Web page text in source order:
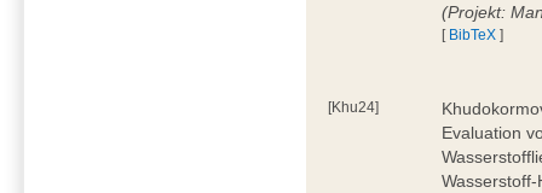
(Projekt:
[ BibTeX ]
[Khu24]
Evaluation